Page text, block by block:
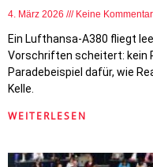
4. März 2026 Keine
Ein Lufthansa-A380 fliegt
Vorschriften scheitert: kein
Paradebeispiel dafür, wie
Kelle.
WEITERLESEN